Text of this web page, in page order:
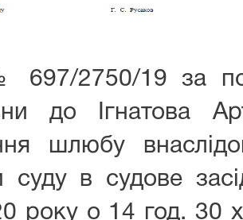
697/2750/19 за
до Ігнатова
шлюбу
суду в судове
року о 14 год. 30